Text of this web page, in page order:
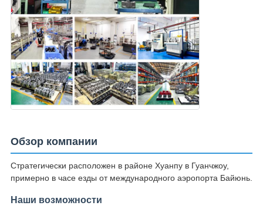
Обзор компании
Стратегически расположен в районе Хуанпу в Гуанчжоу,
примерно в часе езды от международного аэропорта Байюнь.
Наши возможности